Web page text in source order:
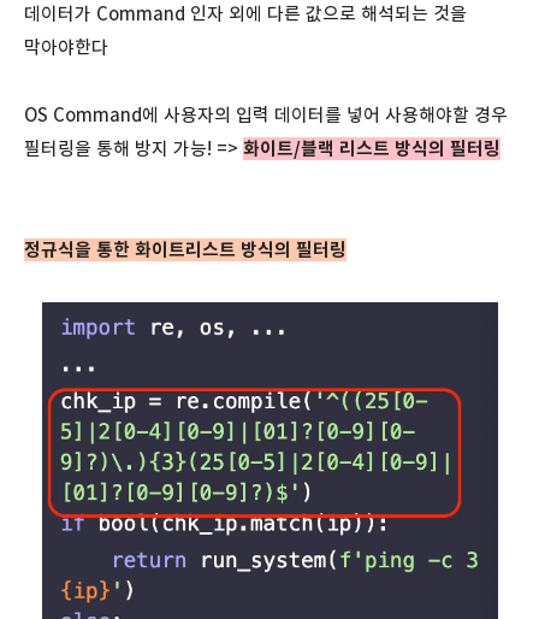
데이터가 Command 인자 외에 다른 값으로 해석되는 것을
막아야한다
OS Command에 사용자의 입력 데이터를 넣어 사용해야할 경우
필터링을 통해 방지 가능! => 화이트/블랙 리스트 방식의 필터링
정규식을 통한 화이트리스트 방식의 필터링